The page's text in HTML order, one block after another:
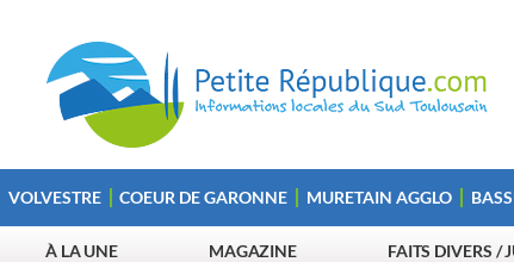
VOLVESTRE COEUR DE GARONNE MURETAIN AGGLO
À LA UNE MAGAZINE FAITS DIVERS /